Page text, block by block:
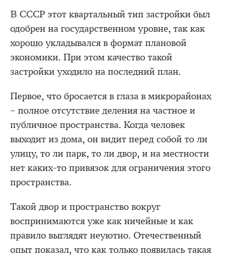
В СССР этот квартальный тип застройки был
одобрен на государственном уровне, так как
хорошо укладывался в формат плановой
экономики. При этом качество такой
застройки уходило на последний план.
Первое, что бросается в глаза в микрорайонах
– полное отсутствие деления на частное и
публичное пространства. Когда человек
выходит из дома, он видит перед собой то ли
улицу, то ли парк, то ли двор, и на местности
нет каких-то привязок для ограничения этого
пространства.
Такой двор и пространство вокруг
воспринимаются уже как ничейные и как
правило выглядят неуютно. Отечественный
опыт показал, что как только появилась такая